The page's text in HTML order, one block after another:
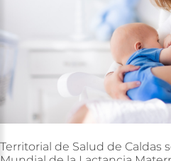
Territorial de Salud de Caldas